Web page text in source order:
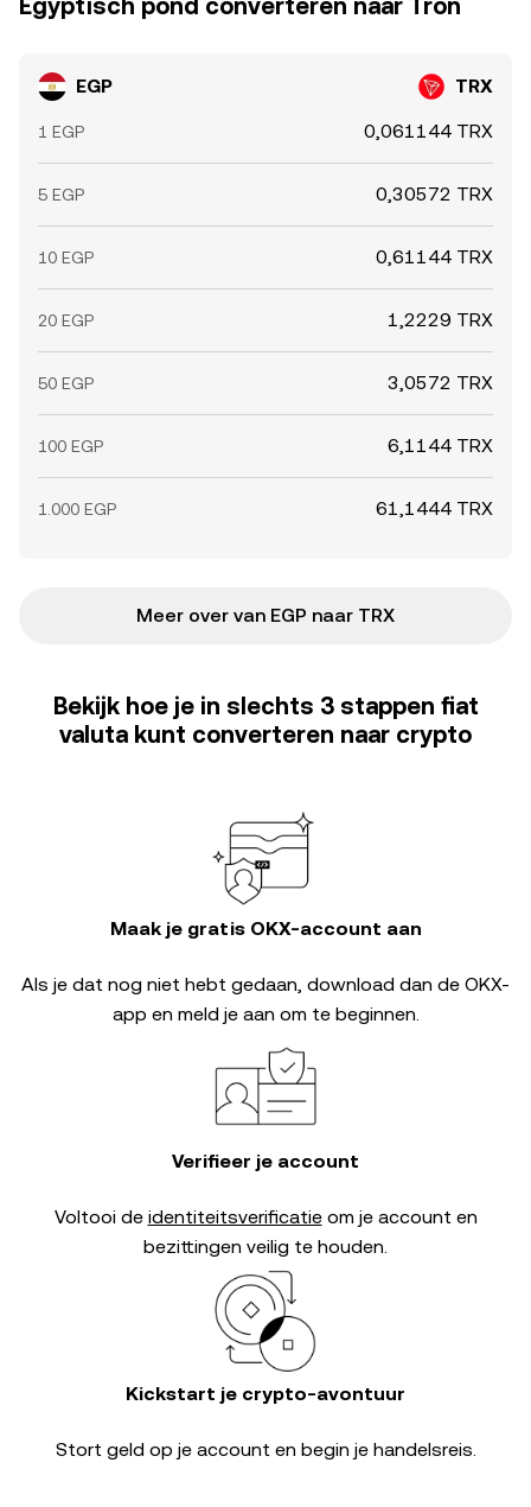
Egyptisch pond converteren naar Tron
EGP TRX
1 EGP 0,061144 TRX
5 EGP 0,30572 TRX
10 EGP 0,61144 TRX
20 EGP 1,2229 TRX
50 EGP 3,0572 TRX
100 EGP 6,1144 TRX
1.000 EGP 61,1444 TRX
Meer over van EGP naar TRX
Bekijk hoe je in slechts 3 stappen fiat
valuta kunt converteren naar crypto
Maak je gratis OKX-account aan
Als je dat nog niet hebt gedaan, download dan de OKX-
app en meld je aan om te beginnen.
Verifieer je account
Voltooi de identiteitsverificatieom je account en
bezittingen veilig te houden.
Kickstart je crypto-avontuur
Stort geld op je account en begin je handelsreis.